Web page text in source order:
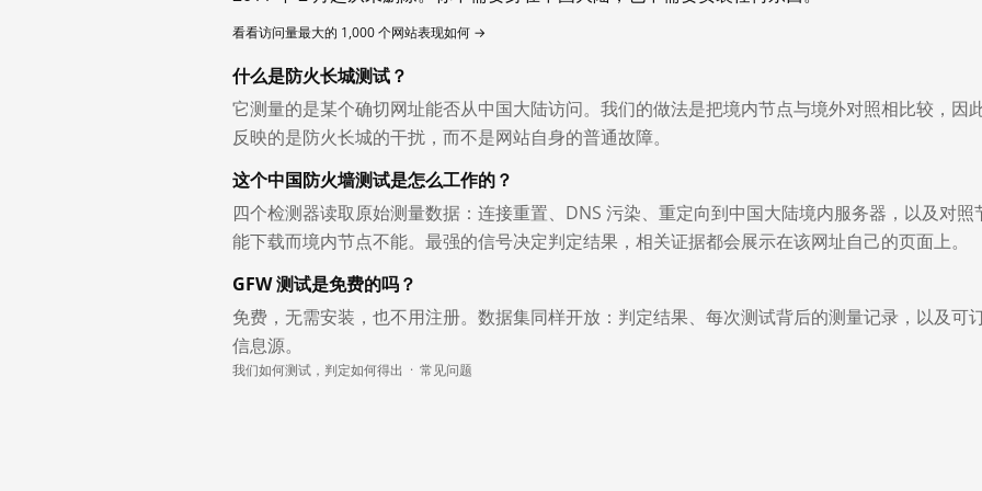
看看访问量最大的 1,000 个网站表现如何 →
什么是防火长城测试？
它测量的是某个确切网址能否从中国大陆访问。我们的做法是把境内节点与境外对照相比较，因
反映的是防火长城的干扰，而不是网站自身的普通故障。
这个中国防火墙测试是怎么工作的？
四个检测器读取原始测量数据：连接重置、DNS 污染、重定向到中国大陆境内服务器，以及对照
能下载而境内节点不能。最强的信号决定判定结果，相关证据都会展示在该网址自己的页面上。
GFW 测试是免费的吗？
免费，无需安装，也不用注册。数据集同样开放：判定结果、每次测试背后的测量记录，以及可
信息源。
我们如何测试，判定如何得出 · 常见问题